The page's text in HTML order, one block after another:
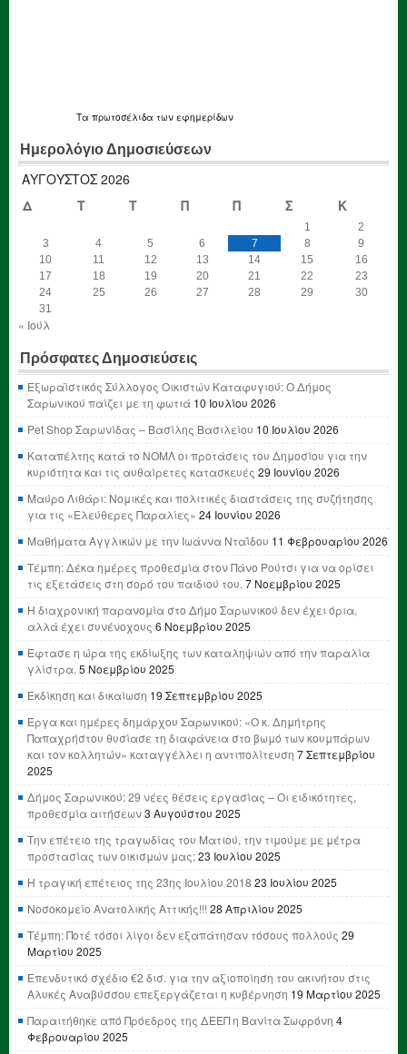
Τα πρωτοσέλιδα των εφημερίδων
Ημερολόγιο Δημοσιεύσεων
ΑΎΓΟΥΣΤΟΣ 2026
Δ
Τ Τ Π Π Σ Κ
1
2
3
4 5 6 7 8
9
10
11 12 13 14 15
16
17
18 19 20 21 22
23
24
25 26 27 28 29
30
31
« Ιούλ
Πρόσφατες Δημοσιεύσεις
Εξωραϊστικός Σύλλογος Οικιστών Καταφυγιού: Ο Δήμος
Σαρωνικού παίζει με τη φωτιά 10 Ιουλίου 2026
Pet Shop Σαρωνίδας – Βασίλης Βασιλείου 10 Ιουλίου 2026
Καταπέλτης κατά το ΝΟΜΛ οι προτάσεις του Δημοσίου για την
κυριότητα και τις αυθαίρετες κατασκευές 29 Ιουνίου 2026
Μαύρο Λιθάρι: Νομικές και πολιτικές διαστάσεις της συζήτησης
για τις «Ελεύθερες Παραλίες» 24 Ιουνίου 2026
Μαθήματα Αγγλικών με την Ιωάννα Νταΐδου 11 Φεβρουαρίου 2026
Τέμπη: Δέκα ημέρες προθεσμία στον Πάνο Ρούτσι για να ορίσει
τις εξετάσεις στη σορό του παιδιού του. 7 Νοεμβρίου 2025
Η διαχρονική παρανομία στο Δήμο Σαρωνικού δεν έχει όρια,
αλλά έχει συνένοχους 6 Νοεμβρίου 2025
Έφτασε η ώρα της εκδίωξης των καταληψιών από την παραλία
γλίστρα. 5 Νοεμβρίου 2025
Εκδίκηση και δικαίωση 19 Σεπτεμβρίου 2025
Έργα και ημέρες δημάρχου Σαρωνικού: «Ο κ. Δημήτρης
Παπαχρήστου θυσίασε τη διαφάνεια στο βωμό των κουμπάρων
και τον κολλητών» καταγγέλλει η αντιπολίτευση 7 Σεπτεμβρίου
2025
Δήμος Σαρωνικού: 29 νέες θέσεις εργασίας – Οι ειδικότητες,
προθεσμία αιτήσεων3 Αυγούστου 2025
Την επέτειο της τραγωδίας του Ματιού, την τιμούμε με μέτρα
προστασίας των οικισμών μας;23 Ιουλίου 2025
Η τραγική επέτειος της 23ης Ιουλίου 2018 23 Ιουλίου 2025
Νοσοκομείο Ανατολικής Αττικής!!! 28 Απριλίου 2025
Τέμπη: Ποτέ τόσοι λίγοι δεν εξαπάτησαν τόσους πολλούς 29
Μαρτίου 2025
Επενδυτικό σχέδιο €2 δισ. για την αξιοποίηση του ακινήτου στις
Αλυκές Αναβύσσου επεξεργάζεται η κυβέρνηση 19 Μαρτίου 2025
Παραιτήθηκε από Πρόεδρος της ΔΕΕΠ η Βανίτα Σωφρόνη 4
Φεβρουαρίου 2025